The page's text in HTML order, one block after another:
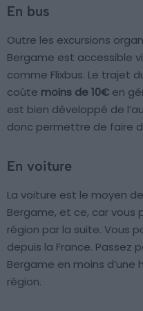
En bus
Outre les excursions
Bergame est accessible
comme Flixbus. Le trajet
coûte moins de 10€ en
est bien développé de
donc permettre de faire
En voiture
La voiture est le moyen
Bergame, et ce, car vous
région par la suite. Vous
depuis la France. Passez
Bergame en moins
région.